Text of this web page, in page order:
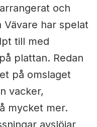
och
Vävare har spelat
till med
plattan. Redan
på omslaget
vacker,
mycket mer.
avslöjar